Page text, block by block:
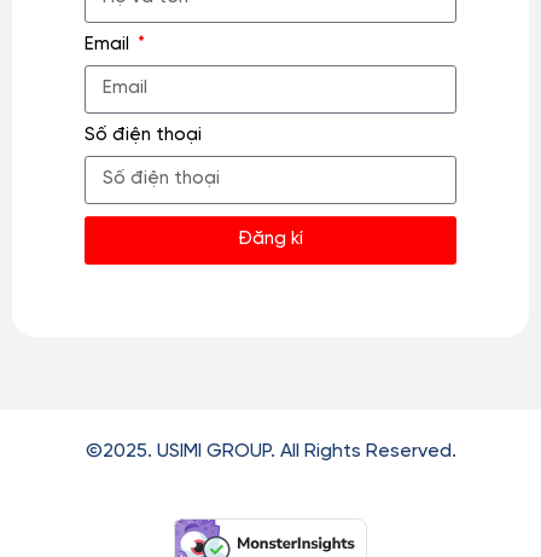
Email
Số điện thoại
Đăng kí
©2025. USIMI GROUP. All Rights Reserved.